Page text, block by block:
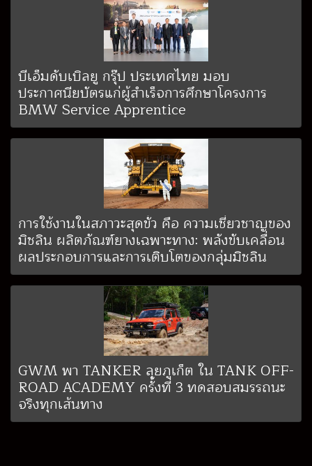
บีเอ็มดับเบิลยู กรุ๊ป ประเทศไทย มอบ
ประกาศนียบัตรแก่ผู้สำเร็จการศึกษาโครงการ
BMW Service Apprentice
การใช้งานในสภาวะสุดขั้ว คือ ความเชี่ยวชาญของ
มิชลิน ผลิตภัณฑ์ยางเฉพาะทาง: พลังขับเคลื่อน
ผลประกอบการและการเติบโตของกลุ่มมิชลิน
GWM พา TANKER ลุยภูเก็ต ใน TANK OFF-
ROAD ACADEMY ครั้งที่ 3 ทดสอบสมรรถนะ
จริงทุกเส้นทาง